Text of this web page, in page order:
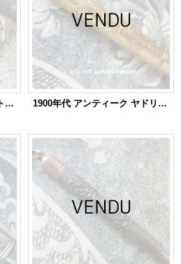
1900年代 アンティーク シャトレーヌ 花模様 スライド式 ミラー シルバー製 1900年代 アンティーク ヤドリギのペンシルケース CHATELAINE